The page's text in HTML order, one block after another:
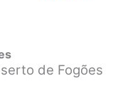
de Fogões